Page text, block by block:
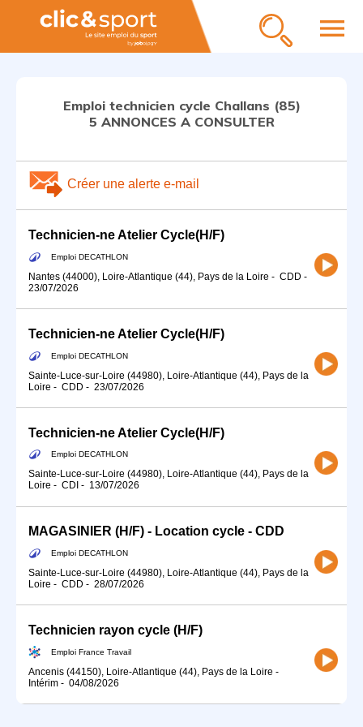
menu
Emploi technicien cycle Challans (85)
5 ANNONCES A CONSULTER
Créer une alerte e-mail
Technicien-ne Atelier Cycle(H/F)
Emploi DECATHLON
Nantes (44000), Loire-Atlantique (44), Pays de la Loire - CDD -
23/07/2026
Technicien-ne Atelier Cycle(H/F)
Emploi DECATHLON
Sainte-Luce-sur-Loire (44980), Loire-Atlantique (44), Pays de la
Loire - CDD - 23/07/2026
Technicien-ne Atelier Cycle(H/F)
Emploi DECATHLON
Sainte-Luce-sur-Loire (44980), Loire-Atlantique (44), Pays de la
Loire - CDI - 13/07/2026
MAGASINIER (H/F) - Location cycle - CDD
Emploi DECATHLON
Sainte-Luce-sur-Loire (44980), Loire-Atlantique (44), Pays de la
Loire - CDD - 28/07/2026
Technicien rayon cycle (H/F)
Emploi France Travail
Ancenis (44150), Loire-Atlantique (44), Pays de la Loire -
Intérim - 04/08/2026